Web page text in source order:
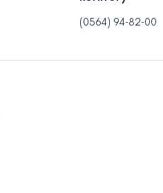
Фінансова
(0564) 94-82-00